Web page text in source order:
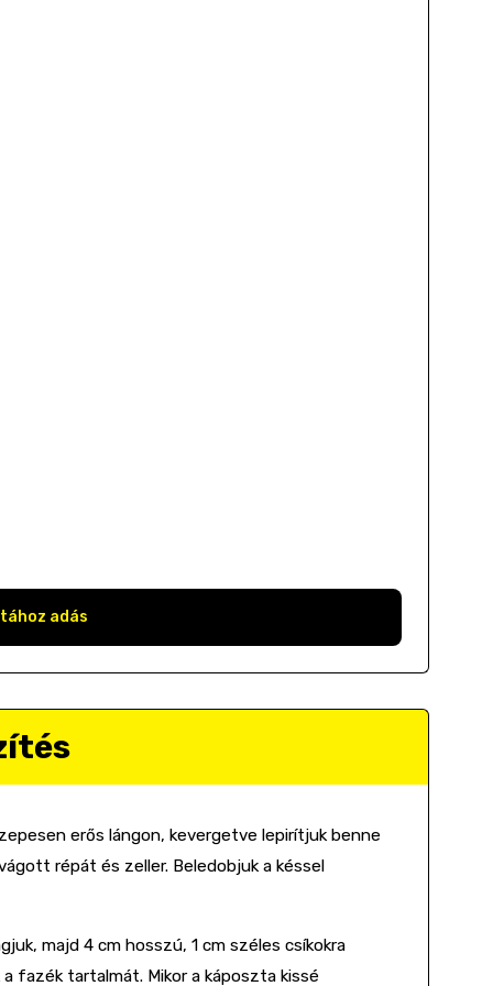
adás
erős lángon, kevergetve lepirítjuk benne
répát és zeller. Beledobjuk a késsel
majd 4 cm hosszú, 1 cm széles csíkokra
fazék tartalmát. Mikor a káposzta kissé